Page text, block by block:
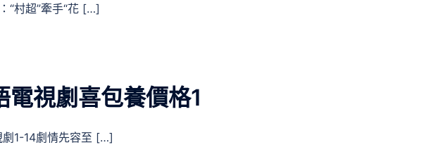
“村超”牽手“花 […]
電視劇喜包養價格1
1-14劇情先容至 […]